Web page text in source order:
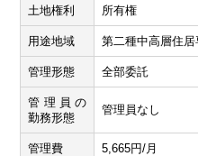
土地権利 所有権
用途地域 第二種中高層住
管理形態 全部委託
管理員の
勤務形態
管理員なし
管理費 5,665円/月